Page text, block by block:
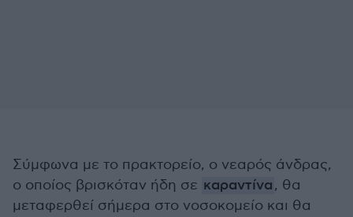
Σύμφωνα με το πρακτορείο, ο νεαρός άνδρας,
ο οποίος βρισκόταν ήδη σε καραντίνα, θα
μεταφερθεί σήμερα στο νοσοκομείο και θα